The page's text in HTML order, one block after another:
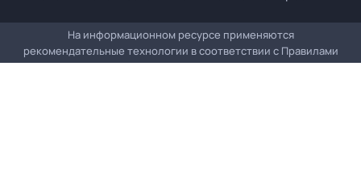
На информационном ресурсе применяются
рекомендательные технологии в соответствии с Правилами